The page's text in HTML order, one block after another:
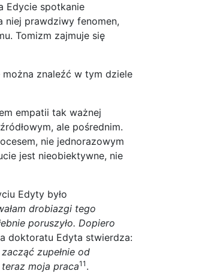
Edycie spotkanie
niej prawdziwy fenomen,
Tomizm zajmuje się
można znaleźć w tym dziele
empatii tak ważnej
ale pośrednim.
nie jednorazowym
jest nieobiektywne, nie
Edyty było
drobiazgi tego
poruszyło. Dopiero
doktoratu Edyta stwierdza:
zupełnie od
moja praca11 .